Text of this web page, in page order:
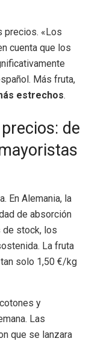
precios. «Los
cuenta que los
Más fruta,
estrechos.
de
En Alemania, la
de absorción
de stock, los
La fruta
solo 1,50 €/kg
y
Las
que se lanzara